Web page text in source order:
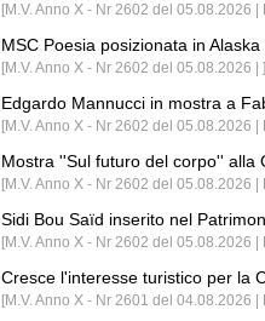
[M.V. Anno X - Nr 2602 del 05.08.2026
MSC Poesia posizionata in
[M.V. Anno X - Nr 2602 del 05.08.2026 | ]
Edgardo Mannucci in mostra a
[M.V. Anno X - Nr 2602 del 05.08.2026 |
Mostra ''Sul futuro del corpo'' alla
[M.V. Anno X - Nr 2602 del 05.08.2026
Sidi Bou Saïd inserito nel
[M.V. Anno X - Nr 2602 del 05.08.2026
Cresce l'interesse turistico per la
[M.V. Anno X - Nr 2601 del 04.08.2026 |